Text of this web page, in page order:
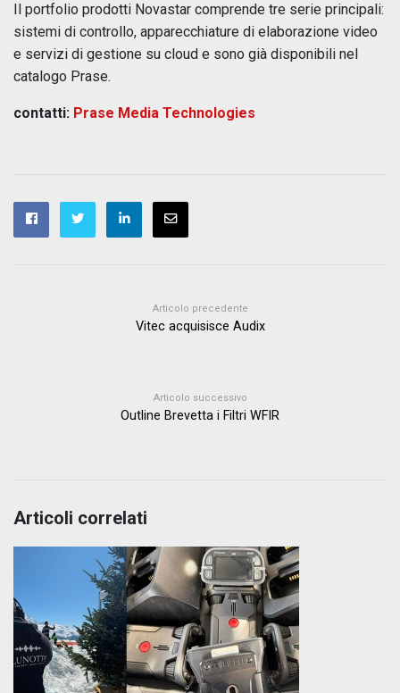
Il portfolio prodotti Novastar comprende tre serie principali:
sistemi di controllo, apparecchiature di elaborazione video
e servizi di gestione su cloud e sono già disponibili nel
catalogo Prase.
contatti: Prase Media Technologies
Articolo precedente
Vitec acquisisce Audix
Articolo successivo
Outline Brevetta i Filtri WFIR
Articoli correlati